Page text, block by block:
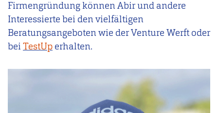
Firmengründung können Abir und andere
Interessierte bei den vielfältigen
Beratungsangeboten wie der Venture Werft oder
bei TestUp erhalten.